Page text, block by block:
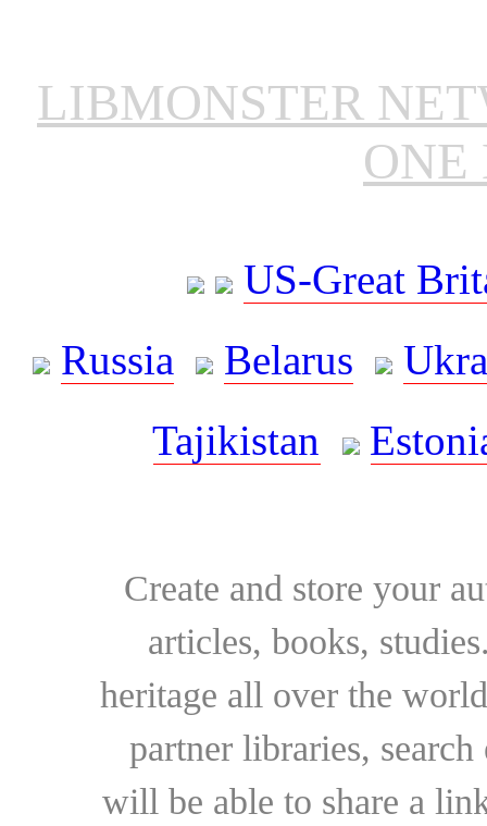
LIBMONSTER
ONE
US-Great
Russia
Belarus
Tajikistan
Create and store your
articles, books,
heritage all over the
partner libraries,
will be able to share a